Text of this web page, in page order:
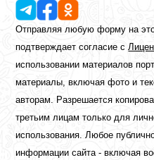
Отправляя любую форму на
подтверждает согласие с
использовании материалов
материалы, включая фото и
авторам. Разрешается
третьим лицам только для
использования. Любое
информации сайта - включая